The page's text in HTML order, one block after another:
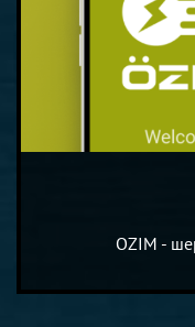
OZIM -